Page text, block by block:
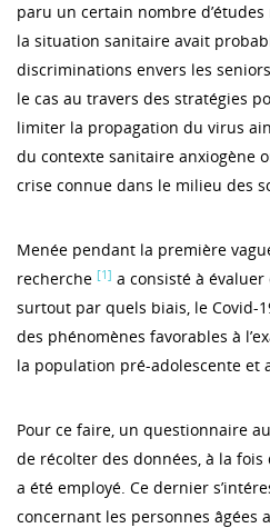
paru un certain nombre
la situation sanitaire avait
discriminations envers les
le cas au travers des stratégies
limiter la propagation du virus
du contexte sanitaire anxiogène
crise connue dans le milieu des
Menée pendant la première
recherche [1] a consisté à
surtout par quels biais, le Covid-
des phénomènes favorables à
la population pré-adolescente et
Pour ce faire, un questionnaire
de récolter des données, à la
a été employé. Ce dernier
concernant les personnes âgées